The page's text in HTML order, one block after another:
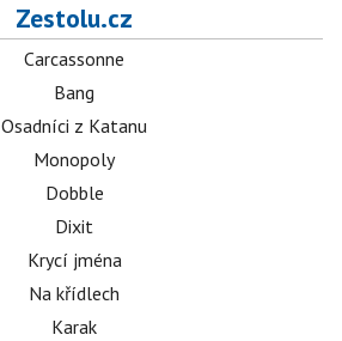
Zestolu.cz
Carcassonne
Bang
Osadníci z Katanu
Monopoly
Dobble
Dixit
Krycí jména
Na křídlech
Karak